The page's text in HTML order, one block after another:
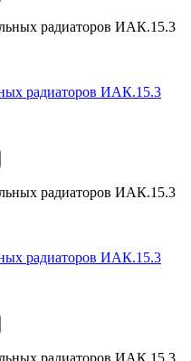
радиаторов ИАК.15.3
радиаторов ИАК.15.3